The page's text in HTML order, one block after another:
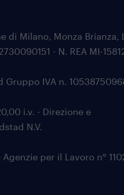
di Milano, Monza Brianza,
- N. REA MI-
Gruppo IVA n.
i.v. - Direzione e
N.V.
per il Lavoro n°